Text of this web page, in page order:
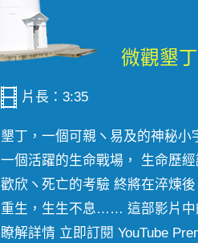
片長：3:35
墾丁，一個可親ヽ易及的神秘小
一個活躍的生命戰場， 生命歷
歡欣ヽ死亡的考驗 終將在淬煉
重生，生生不息…… 這部影片中
瞭解詳情 立即訂閱 YouTube